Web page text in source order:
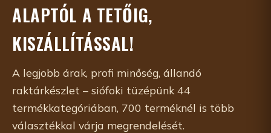
ALAPTÓL A TETŐIG,
KISZÁLLÍTÁSSAL!
A legjobb árak, profi minőség, állandó
raktárkészlet – siófoki tüzépünk 44
termékkategóriában, 700 terméknél is több
választékkal várja megrendelését.